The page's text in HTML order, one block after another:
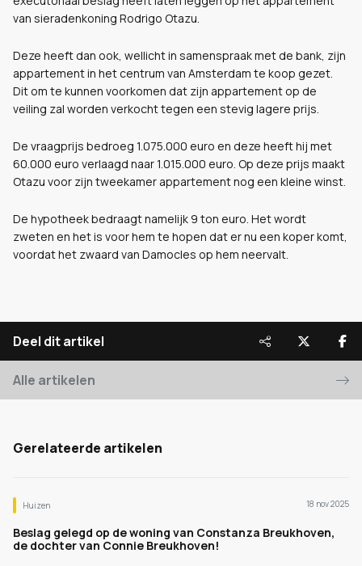
van sieradenkoning Rodrigo Otazu.
Deze heeft dan ook, wellicht in samenspraak met de bank, zijn
appartement in het centrum van Amsterdam te koop gezet.
Dit om te kunnen voorkomen dat zijn appartement op de
veiling zal worden verkocht tegen een stevig lagere prijs.
De vraagprijs bedroeg 1.075.000 euro en deze heeft hij met
60.000 euro verlaagd naar 1.015.000 euro. Op deze prijs maakt
Otazu voor zijn tweekamer appartement nog een kleine winst.
De hypotheek bedraagt namelijk 9 ton euro. Het wordt
zweten en het is voor hem te hopen dat er nu een koper komt,
voordat het zwaard van Damocles op hem neervalt.
Deel dit artikel
Alle artikelen
Gerelateerde artikelen
Huizen 18 nov 2025
Beslag gelegd op de woning van Constanza Breukhoven,
de dochter van Connie Breukhoven!